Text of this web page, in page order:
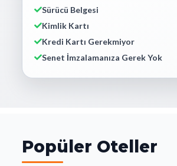
Sürücü Belgesi
Kimlik Kartı
Kredi Kartı Gerekmiyor
Senet İmzalamanıza Gerek Yok
Popüler Oteller